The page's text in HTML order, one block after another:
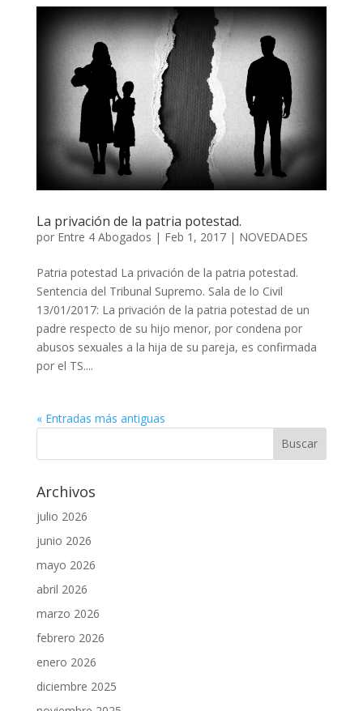
La privación de la patria potestad.
por Entre 4 Abogados | Feb 1, 2017| NOVEDADES
Patria potestad La privación de la patria potestad.
Sentencia del Tribunal Supremo. Sala de lo Civil
13/01/2017: La privación de la patria potestad de un
padre respecto de su hijo menor, por condena por
abusos sexuales a la hija de su pareja, es confirmada
por el TS....
« Entradas más antiguas
Archivos
julio 2026
junio 2026
mayo 2026
abril 2026
marzo 2026
febrero 2026
enero 2026
diciembre 2025